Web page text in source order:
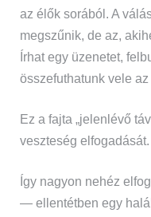
az élők sorából. A
megszűnik, de az,
Írhat egy üzenetet,
összefuthatunk vele az
Ez a fajta „jelenlévő
veszteség elfogadását.
Így nagyon nehéz
— ellentétben egy